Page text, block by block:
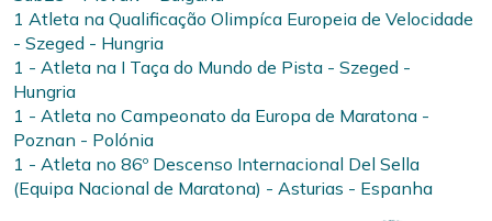
1 Atleta na Qualificação Olimpíca Europeia de Velocidade
- Szeged - Hungria
1 - Atleta na I Taça do Mundo de Pista - Szeged -
Hungria
1 - Atleta no Campeonato da Europa de Maratona -
Poznan - Polónia
1 - Atleta no 86º Descenso Internacional Del Sella
(Equipa Nacional de Maratona) - Asturias - Espanha